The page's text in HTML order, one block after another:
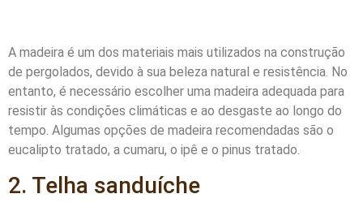
A madeira é um dos materiais mais utilizados na construção
de pergolados, devido à sua beleza natural e resistência. No
entanto, é necessário escolher uma madeira adequada para
resistir às condições climáticas e ao desgaste ao longo do
tempo. Algumas opções de madeira recomendadas são o
eucalipto tratado, a cumaru, o ipê e o pinus tratado.
2. Telha sanduíche